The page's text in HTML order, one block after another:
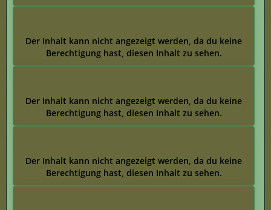
Der Inhalt kann nicht angezeigt werden, da du keine
Berechtigung hast, diesen Inhalt zu sehen.
Der Inhalt kann nicht angezeigt werden, da du keine
Berechtigung hast, diesen Inhalt zu sehen.
Der Inhalt kann nicht angezeigt werden, da du keine
Berechtigung hast, diesen Inhalt zu sehen.